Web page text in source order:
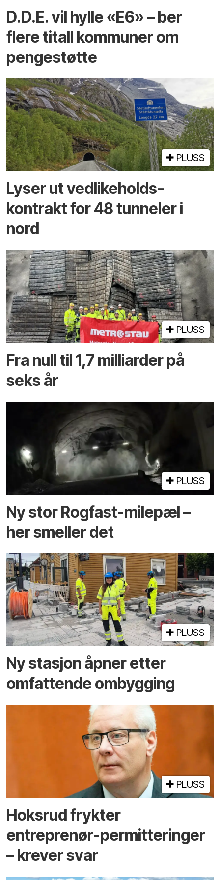
D.D.E. vil hylle «E6» – ber
flere titall kommuner om
pengestøtte
PLUSS
Lyser ut vedlikeholds­
kontrakt for 48 tunneler i
nord
PLUSS
Fra null til 1,7 milliarder på
seks år
PLUSS
Ny stor Rogfast-milepæl –
her smeller det
PLUSS
Ny stasjon åpner etter
omfattende ombygging
PLUSS
Hoksrud frykter
entreprenør-permitteringer
– krever svar